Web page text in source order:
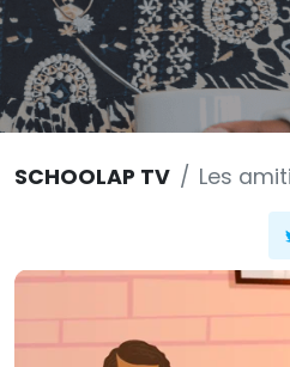
SCHOOLAP TV Les